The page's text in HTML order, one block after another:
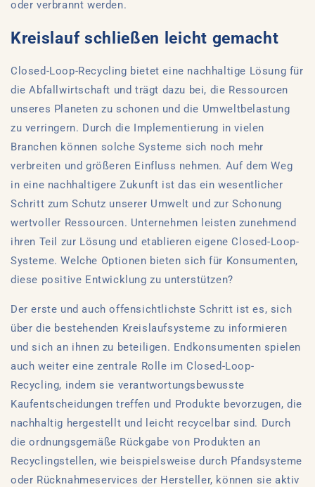
oder verbrannt werden.
Kreislauf schließen leicht gemacht
Closed-Loop-Recycling bietet eine nachhaltige Lösung für
die Abfallwirtschaft und trägt dazu bei, die Ressourcen
unseres Planeten zu schonen und die Umweltbelastung
zu verringern. Durch die Implementierung in vielen
Branchen können solche Systeme sich noch mehr
verbreiten und größeren Einfluss nehmen. Auf dem Weg
in eine nachhaltigere Zukunft ist das ein wesentlicher
Schritt zum Schutz unserer Umwelt und zur Schonung
wertvoller Ressourcen. Unternehmen leisten zunehmend
ihren Teil zur Lösung und etablieren eigene Closed-Loop-
Systeme. Welche Optionen bieten sich für Konsumenten,
diese positive Entwicklung zu unterstützen?
Der erste und auch offensichtlichste Schritt ist es, sich
über die bestehenden Kreislaufsysteme zu informieren
und sich an ihnen zu beteiligen. Endkonsumenten spielen
auch weiter eine zentrale Rolle im Closed-Loop-
Recycling, indem sie verantwortungsbewusste
Kaufentscheidungen treffen und Produkte bevorzugen, die
nachhaltig hergestellt und leicht recycelbar sind. Durch
die ordnungsgemäße Rückgabe von Produkten an
Recyclingstellen, wie beispielsweise durch Pfandsysteme
oder Rücknahmeservices der Hersteller, können sie aktiv